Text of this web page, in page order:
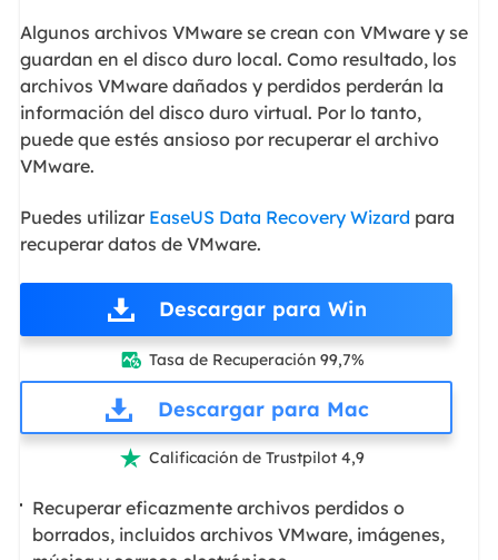
Algunos archivos VMware se crean con VMware y se
guardan en el disco duro local. Como resultado, los
archivos VMware dañados y perdidos perderán la
información del disco duro virtual. Por lo tanto,
puede que estés ansioso por recuperar el archivo
VMware.
Puedes utilizar EaseUS Data Recovery Wizard para
recuperar datos de VMware.
Descargar para Win
 Tasa de Recuperación 99,7%
Descargar para Mac
 Calificación de Trustpilot 4,9
Recuperar eficazmente archivos perdidos o
borrados, incluidos archivos VMware, imágenes,